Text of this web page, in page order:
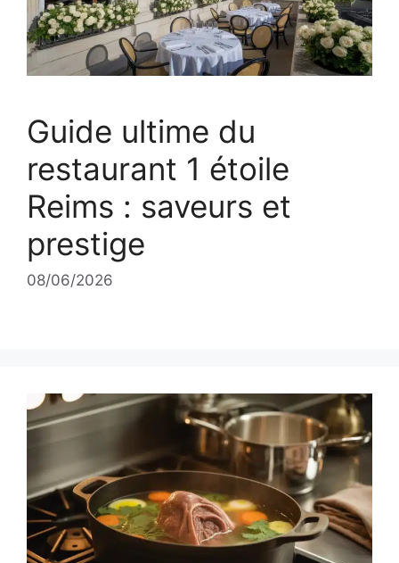
Guide ultime du
restaurant 1 étoile
Reims : saveurs et
prestige
08/06/2026